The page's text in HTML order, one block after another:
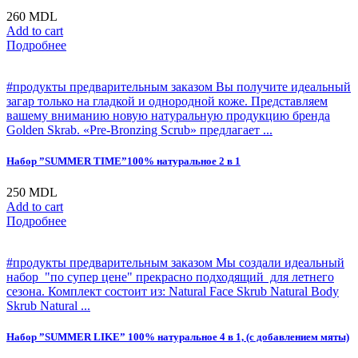
260 MDL
Add to cart
Подробнее
#продукты предварительным заказом Вы получите идеальный
загар только на гладкой и однородной коже. Представляем
вашему вниманию новую натуральную продукцию бренда
Golden Skrab. «Pre-Bronzing Scrub» предлагает ...
Набор ”SUMMER TIME”100% натуральное 2 в 1
250 MDL
Add to cart
Подробнее
#продукты предварительным заказом Мы создали идеальный
набор "по супер цене" прекрасно подходящий для летнего
сезона. Комплект состоит из: Natural Face Skrub Natural Body
Skrub Natural ...
Набор ”SUMMER LIKE” 100% натуральное 4 в 1, (с добавлением мяты)